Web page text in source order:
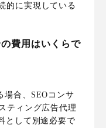
的に実現している
費用はいくらで
場合、SEOコンサ
ティング広告代理
として別途必要で